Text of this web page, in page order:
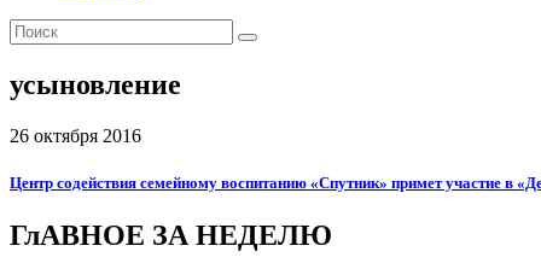
усыновление
26 октября 2016
Центр содействия семейному воспитанию «Спутник» примет участие в
ГлАВНОЕ ЗА НЕДЕЛЮ